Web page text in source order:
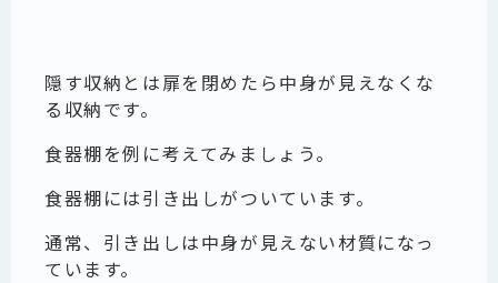
隠す収納とは扉を閉めたら中身が見えなくな
る収納です。
食器棚を例に考えてみましょう。
食器棚には引き出しがついています。
通常、引き出しは中身が見えない材質になっ
ています。